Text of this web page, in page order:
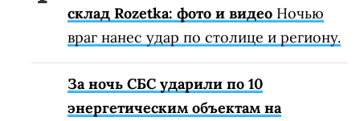
склад Rozetka: фото и видео Ночью
враг нанес удар по столице и региону.
За ночь СБС ударили по 10
энергетическим объектам на